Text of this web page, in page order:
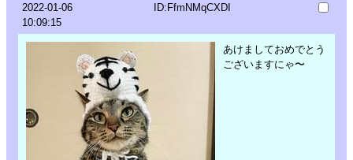
2022-01-06
10:09:15
ID:FfmNMqCXDI
あけましておめでとう
ございますにゃ〜